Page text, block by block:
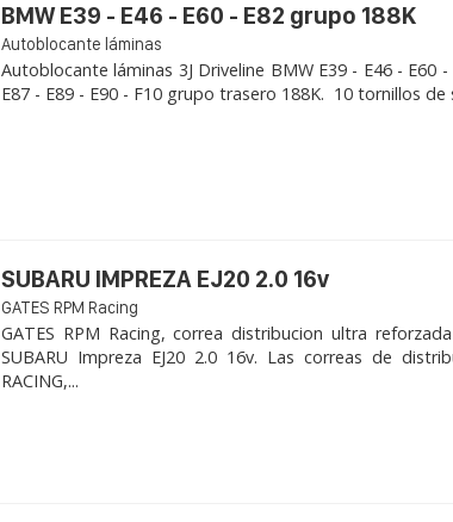
BMW E39 - E46 - E60 - E82 grupo 188K
Autoblocante láminas
Autoblocante láminas 3J Driveline BMW E39 - E46 - E60 -
E87 - E89 - E90 - F10 grupo trasero 188K. 10 tornillos de
SUBARU IMPREZA EJ20 2.0 16v
GATES RPM Racing
GATES RPM Racing, correa distribucion ultra
SUBARU Impreza EJ20 2.0 16v. Las correas de
RACING,...